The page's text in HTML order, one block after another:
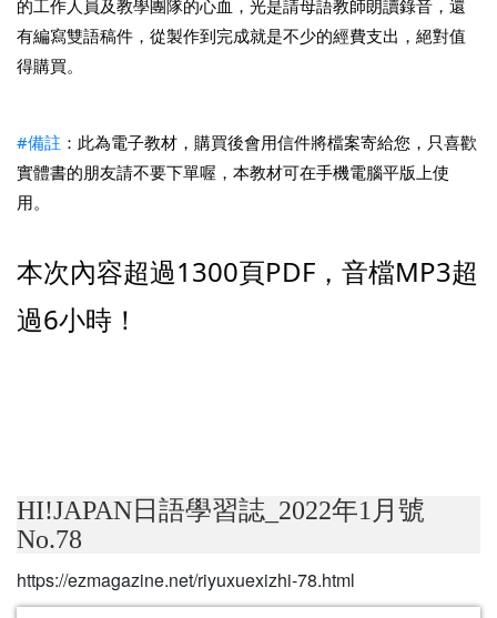
的工作人員及教學團隊的心血，光是請母語教師朗讀錄音，還
有編寫雙語稿件，從製作到完成就是不少的經費支出，絕對值
得購買。
#備註 ：此為電子教材，購買後會用信件將檔案寄給您，只喜歡
實體書的朋友請不要下單喔，本教材可在手機電腦平版上使
用。
本次內容超過1300頁PDF，音檔MP3超
過6小時！
HI!JAPAN日語學習誌_2022年1月號
No.78
https://ezmagazine.net/riyuxuexizhi-78.html